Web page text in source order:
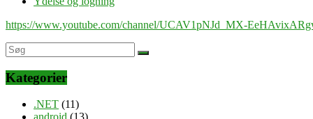
https://www.youtube.com/channel/UCAV1pNJd_MX-
Kategorier
.NET (11)